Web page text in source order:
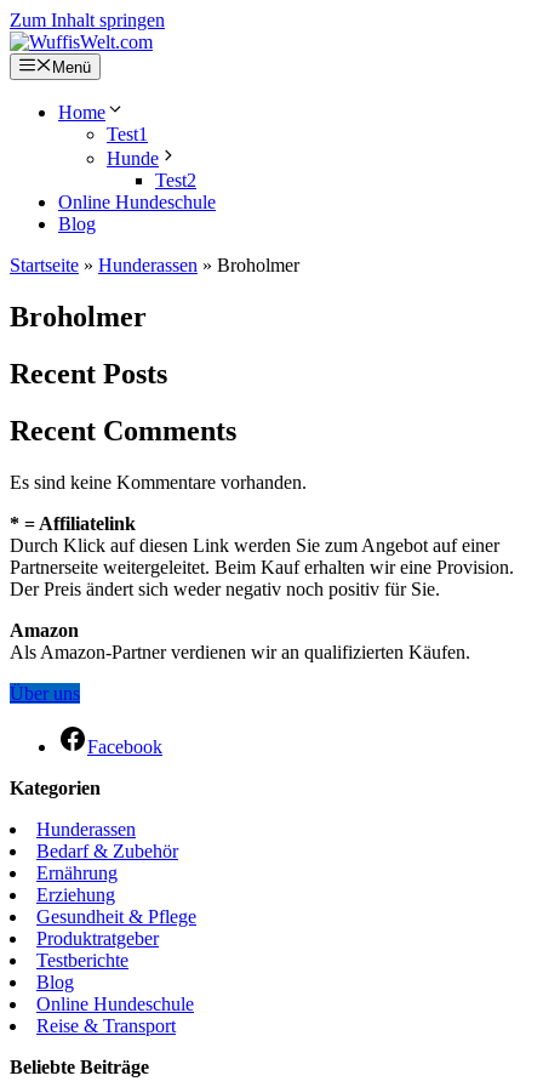
Zum Inhalt springen
Menü
Home
Test1
Hunde
Test2
Online Hundeschule
Blog
Startseite » Hunderassen » Broholmer​
Broholmer​
Recent Posts
Recent Comments
Es sind keine Kommentare vorhanden.
* = Affiliatelink
Durch Klick auf diesen Link werden Sie zum Angebot auf einer
Partnerseite weitergeleitet. Beim Kauf erhalten wir eine Provision.
Der Preis ändert sich weder negativ noch positiv für Sie.
Amazon
Als Amazon-Partner verdienen wir an qualifizierten Käufen.
Über uns
Facebook
Kategorien
Hunderassen
Bedarf & Zubehör
Ernährung
Erziehung
Gesundheit & Pflege
Produktratgeber
Testberichte
Blog
Online Hundeschule
Reise & Transport
Beliebte Beiträge